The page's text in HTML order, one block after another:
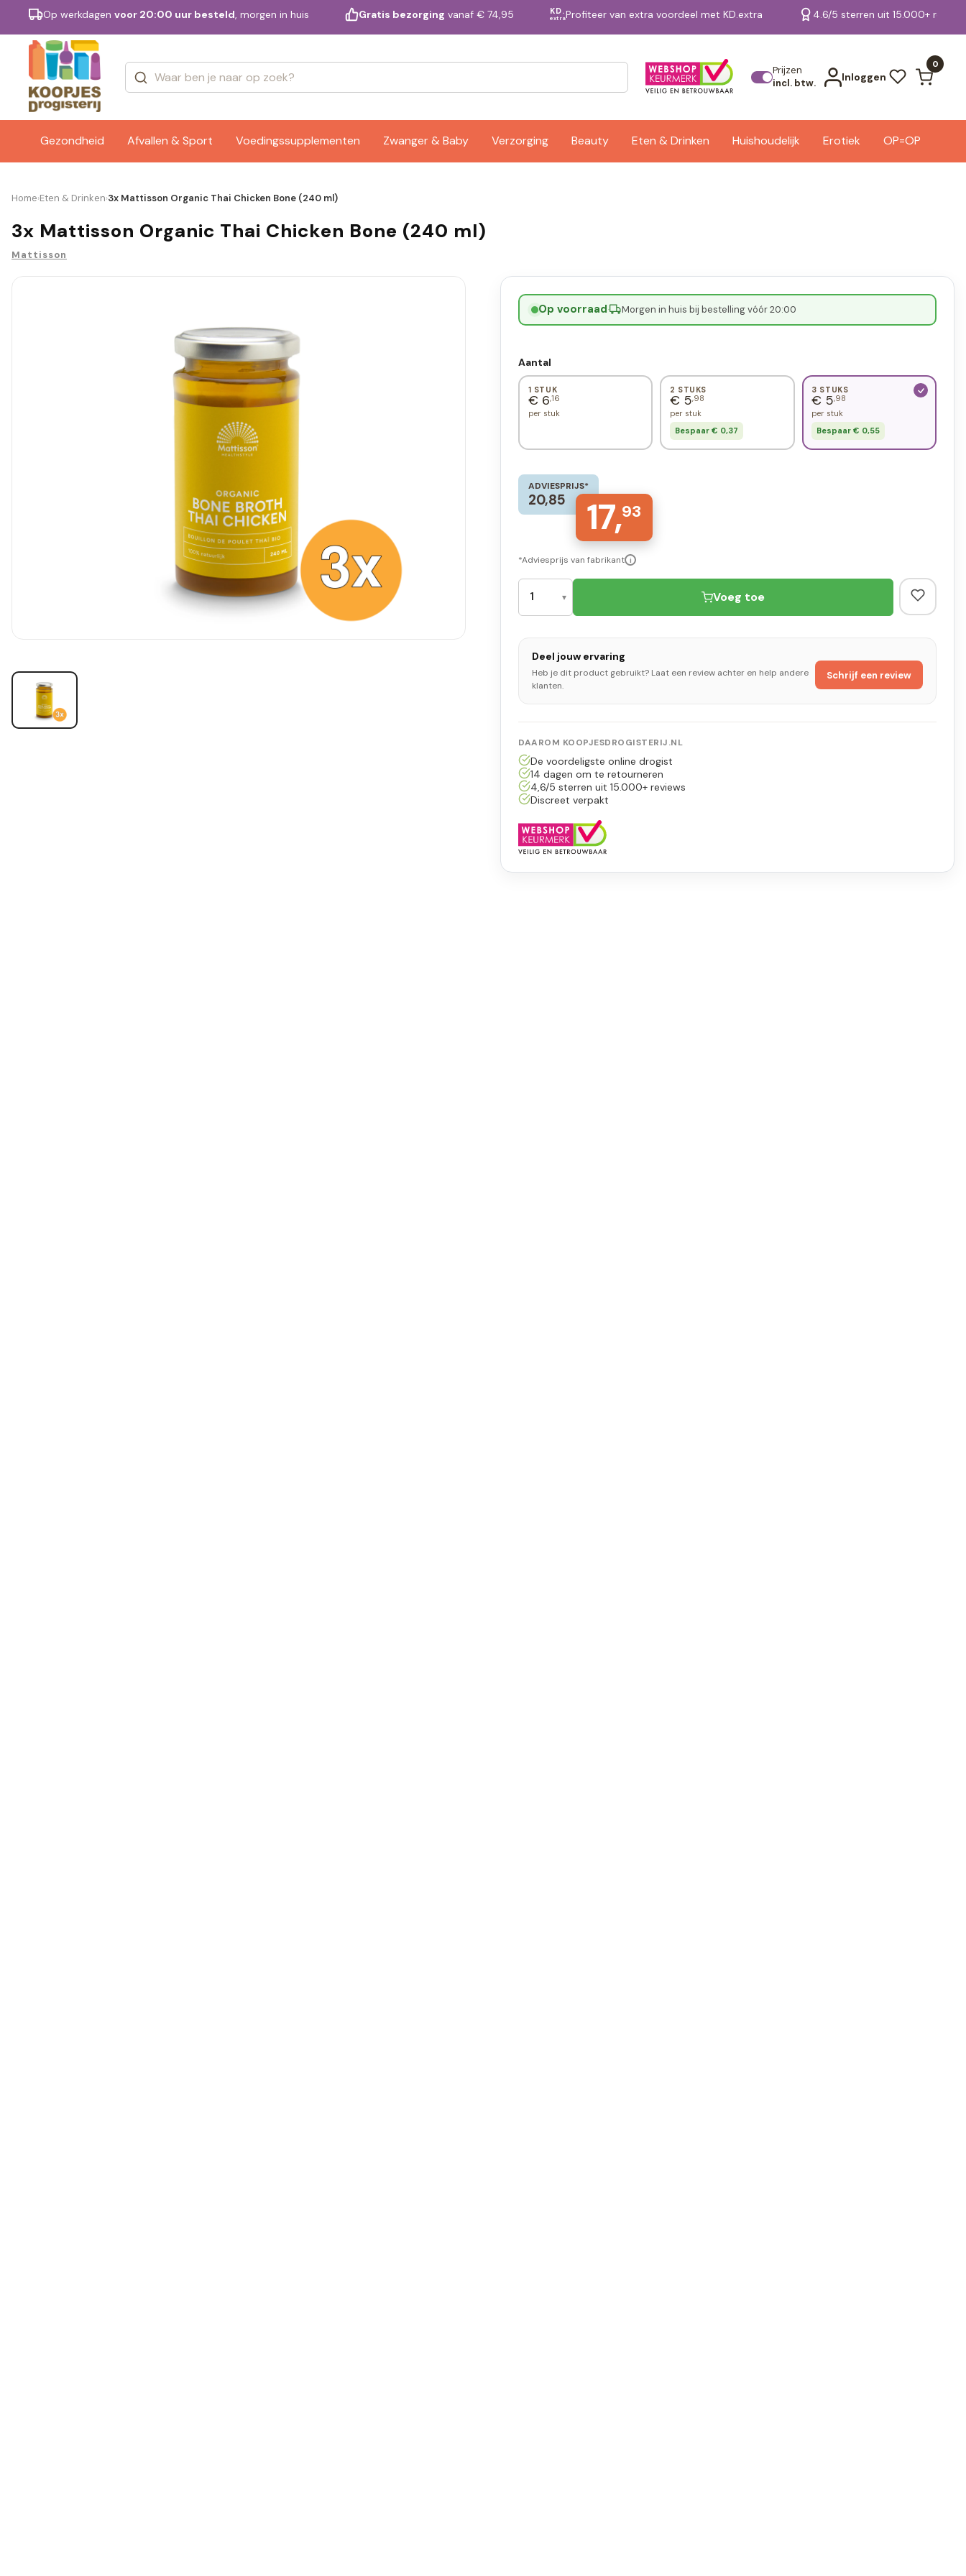
Op werkdagen voor 20:00 uur besteld, morgen in huis Gratis bezorging vanaf € 74,95 KD.
extraProfiteer van extra voordeel met KD.extra 4.6/5 sterren uit 15.000+
Prijzen
incl. btw.
Inloggen
0
Gezondheid Afvallen & Sport Voedingssupplementen Zwanger & Baby Verzorging Beauty Eten & Drinken Huishoudelijk Erotiek OP=OP
Merken Bekijk alle resultaten
Home›Eten & Drinken›3x Mattisson Organic Thai Chicken Bone (240 ml)
3x Mattisson Organic Thai Chicken Bone (240 ml)
Mattisson
Op voorraad· Morgen in huis bij bestelling vóór 20:00
Aantal
1 STUK
€ 6,16
per stuk
2 STUKS
€ 5,98
per stuk
Bespaar € 0,37
3 STUKS
€ 5,98
per stuk
Bespaar € 0,55
ADVIESPRIJS*
20,85 17,93
*Adviesprijs van fabrikant i
Voeg toe
Deel jouw ervaring
Heb je dit product gebruikt? Laat een review achter en help andere
klanten.
Schrijf een review
DAAROM KOOPJESDROGISTERIJ.NL
De voordeligste online drogist
14 dagen om te retourneren
4,6/5 sterren uit 15.000+ reviews
Discreet verpakt